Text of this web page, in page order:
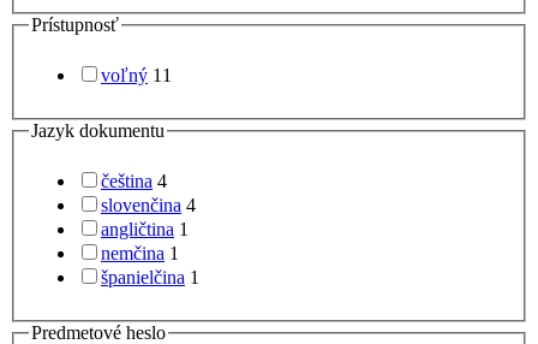
Prístupnosť
voľný 11
Jazyk dokumentu
čeština 4
slovenčina 4
angličtina 1
nemčina 1
španielčina 1
Predmetové heslo